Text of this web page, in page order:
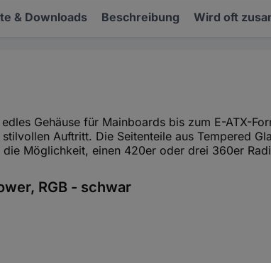
& Downloads Beschreibung Wird oft
Gehäuse für Mainboards bis zum E-ATX-
Auftritt. Die Seitenteile aus Tempered
Möglichkeit, einen 420er oder drei 360er
RGB - schwar